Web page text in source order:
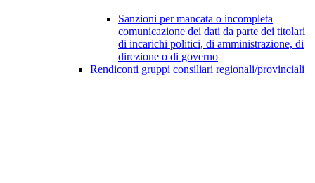
Sanzioni per mancata o incompleta
comunicazione dei dati da parte dei titolari
di incarichi politici, di amministrazione, di
direzione o di governo
Rendiconti gruppi consiliari regionali/provinciali